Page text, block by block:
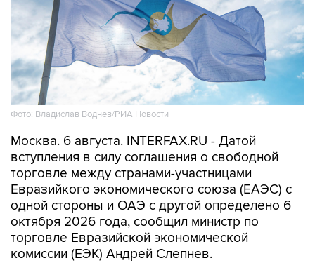
Фото: Владислав Воднев/РИА Новости
Москва. 6 августа. INTERFAX.RU - Датой
вступления в силу соглашения о свободной
торговле между странами-участницами
Евразийкого экономического союза (ЕАЭС) с
одной стороны и ОАЭ с другой определено 6
октября 2026 года, сообщил министр по
торговле Евразийской экономической
комиссии (ЕЭК) Андрей Слепнев.